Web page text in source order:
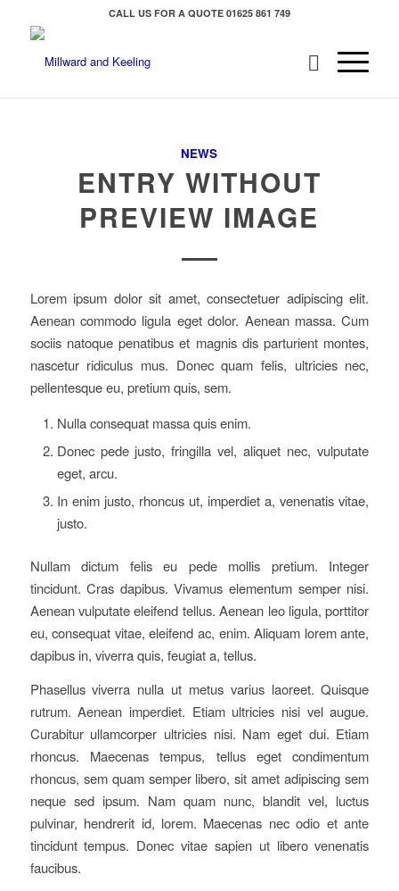
CALL US FOR A QUOTE 01625 861 749
NEWS
ENTRY WITHOUT
PREVIEW IMAGE
Lorem ipsum dolor sit amet, consectetuer adipiscing elit.
Aenean commodo ligula eget dolor. Aenean massa. Cum
sociis natoque penatibus et magnis dis parturient montes,
nascetur ridiculus mus. Donec quam felis, ultricies nec,
pellentesque eu, pretium quis, sem.
Nulla consequat massa quis enim.
Donec pede justo, fringilla vel, aliquet nec, vulputate
eget, arcu.
In enim justo, rhoncus ut, imperdiet a, venenatis vitae,
justo.
Nullam dictum felis eu pede mollis pretium. Integer
tincidunt. Cras dapibus. Vivamus elementum semper nisi.
Aenean vulputate eleifend tellus. Aenean leo ligula, porttitor
eu, consequat vitae, eleifend ac, enim. Aliquam lorem ante,
dapibus in, viverra quis, feugiat a, tellus.
Phasellus viverra nulla ut metus varius laoreet. Quisque
rutrum. Aenean imperdiet. Etiam ultricies nisi vel augue.
Curabitur ullamcorper ultricies nisi. Nam eget dui. Etiam
rhoncus. Maecenas tempus, tellus eget condimentum
rhoncus, sem quam semper libero, sit amet adipiscing sem
neque sed ipsum. Nam quam nunc, blandit vel, luctus
pulvinar, hendrerit id, lorem. Maecenas nec odio et ante
tincidunt tempus. Donec vitae sapien ut libero venenatis
faucibus.